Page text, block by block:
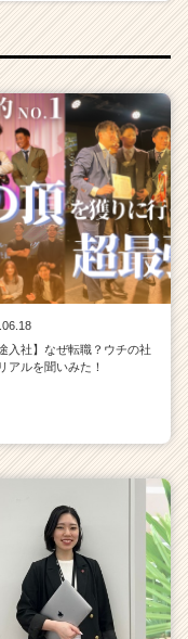
途入社】なぜ転職？ウチの社
アルを聞いみた！